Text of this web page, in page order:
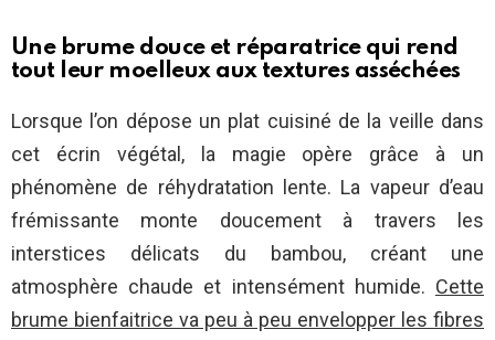
Une brume douce et réparatrice qui rend
tout leur moelleux aux textures asséchées
Lorsque l’on dépose un plat cuisiné de la veille dans
cet écrin végétal, la magie opère grâce à un
phénomène de réhydratation lente. La vapeur d’eau
frémissante monte doucement à travers les
interstices délicats du bambou, créant une
atmosphère chaude et intensément humide. Cette
brume bienfaitrice va peu à peu envelopper les fibres